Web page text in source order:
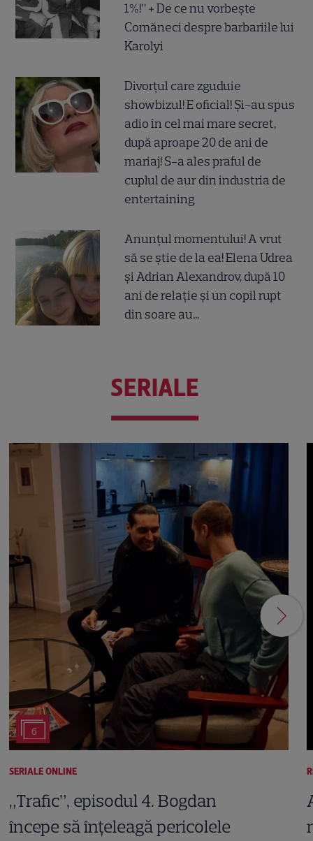
1%!” + De ce nu vorbește
Comăneci despre barbariile lui
Karolyi
Divorțul care zguduie
showbizul! E oficial! Și-au spus
adio în cel mai mare secret,
după aproape 20 de ani de
mariaj! S-a ales praful de
cuplul de aur din industria de
entertaining
Anunțul momentului! A vrut
să se știe de la ea! Elena Udrea
și Adrian Alexandrov, după 10
ani de relație și un copil rupt
din soare au...
SERIALE
6
SERIALE ONLINE
„Trafic”, episodul 4. Bogdan
începe să înțeleagă pericolele